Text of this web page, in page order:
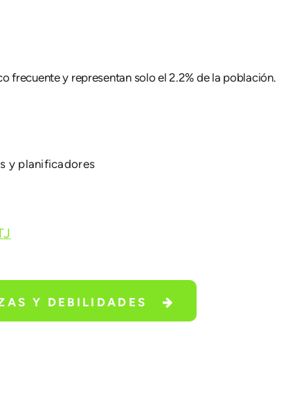
frecuente y representan solo el 2.2% de la población.
y planificadores
Y DEBILIDADES